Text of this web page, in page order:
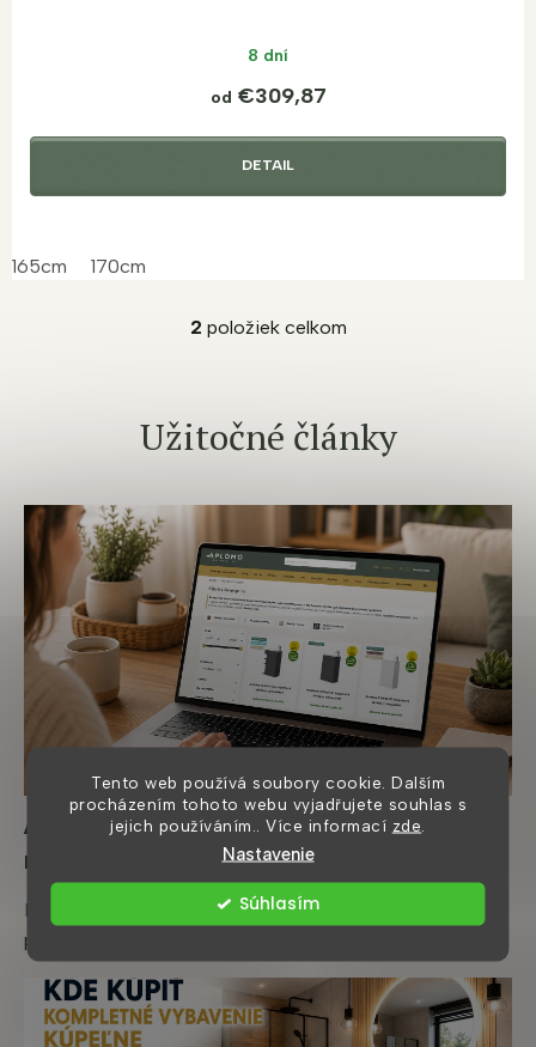
Tento web používá soubory cookie. Dalším
procházením tohoto webu vyjadřujete souhlas s
jejich používáním.. Více informací zde
Nastavenie
Súhlasím
8 dní
od €309,87
DETAIL
165cm 170cm
O
d
a
p
r
v
k
y
v
ý
p
i
s
2 položiek celkom
Užitočné články
Ako kúpiť kúpeľňový nábytok online a
nešliapnuť vedľa
Príklady moderných kúpeľňových zostáv, ktoré stoja za
pozornosť Pri nákupe kúpeľňového nábytku on...